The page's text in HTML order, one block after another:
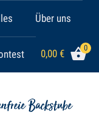
Über uns
0,00€ 0